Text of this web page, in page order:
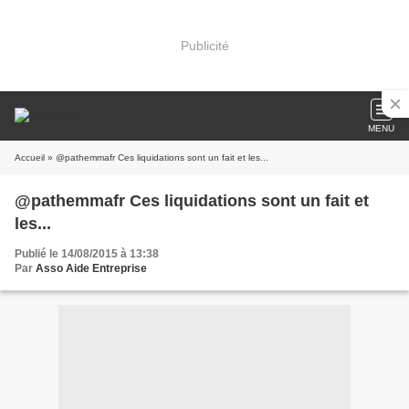
Publicité
MENU
Accueil » @pathemmafr Ces liquidations sont un fait et les...
@pathemmafr Ces liquidations sont un fait et
les...
Publié le 14/08/2015 à 13:38
Par Asso Aide Entreprise